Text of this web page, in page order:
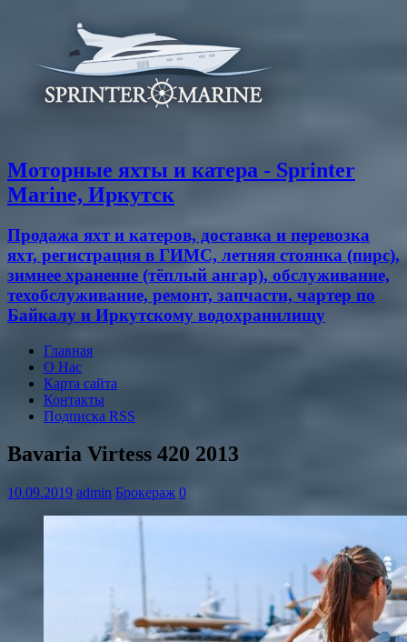
Моторные яхты и катера - Sprinter
Marine, Иркутск
Продажа яхт и катеров, доставка и перевозка
яхт, регистрация в ГИМС, летняя стоянка (пирс),
зимнее хранение (тёплый ангар), обслуживание,
техобслуживание, ремонт, запчасти, чартер по
Байкалу и Иркутскому водохранилищу
Главная
О Нас
Карта сайта
Контакты
Подписка RSS
Bavaria Virtess 420 2013
10.09.2019 admin Брокераж 0